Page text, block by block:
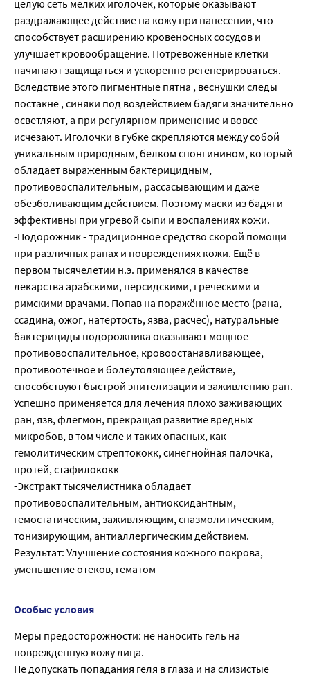
целую сеть мелких иголочек, которые оказывают
раздражающее действие на кожу при нанесении, что
способствует расширению кровеносных сосудов и
улучшает кровообращение. Потревоженные клетки
начинают защищаться и ускоренно регенерироваться.
Вследствие этого пигментные пятна , веснушки следы
постакне , синяки под воздействием бадяги значительно
осветляют, а при регулярном применение и вовсе
исчезают. Иголочки в губке скрепляются между собой
уникальным природным, белком спонгинином, который
обладает выраженным бактерицидным,
противовоспалительным, рассасывающим и даже
обезболивающим действием. Поэтому маски из бадяги
эффективны при угревой сыпи и воспалениях кожи.
-Подорожник - традиционное средство скорой помощи
при различных ранах и повреждениях кожи. Ещё в
первом тысячелетии н.э. применялся в качестве
лекарства арабскими, персидскими, греческими и
римскими врачами. Попав на поражённое место (рана,
ссадина, ожог, натертость, язва, расчес), натуральные
бактерициды подорожника оказывают мощное
противовоспалительное, кровоостанавливающее,
противоотечное и болеутоляющее действие,
способствуют быстрой эпителизации и заживлению ран.
Успешно применяется для лечения плохо заживающих
ран, язв, флегмон, прекращая развитие вредных
микробов, в том числе и таких опасных, как
гемолитическим стрептококк, синегнойная палочка,
протей, стафилококк
-Экстракт тысячелистника обладает
противовоспалительным, антиоксидантным,
гемостатическим, заживляющим, спазмолитическим,
тонизирующим, антиаллергическим действием.
Результат: Улучшение состояния кожного покрова,
уменьшение отеков, гематом
Особые условия
Меры предосторожности: не наносить гель на
поврежденную кожу лица.
Не допускать попадания геля в глаза и на слизистые